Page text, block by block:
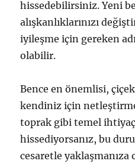
hissedebilirsiniz. Yeni
alışkanlıklarınızı
iyileşme için gereken
olabilir.
Bence en önemlisi,
kendiniz için
toprak gibi temel
hissediyorsanız, bu
cesaretle yaklaşmanıza